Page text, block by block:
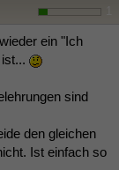
ein "Ich
sind
den gleichen
Ist einfach so